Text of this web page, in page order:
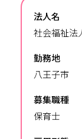
法人名
社会福祉法
勤務地
八王子市
募集職種
保育士